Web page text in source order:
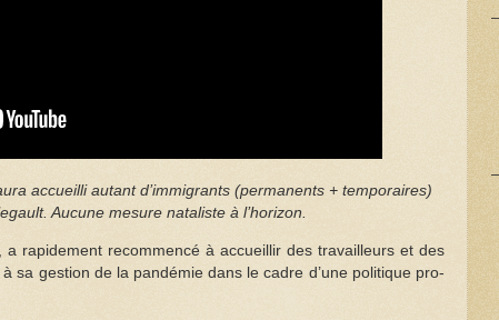
accueilli autant d’immigrants (permanents + temporaires)
Aucune mesure nataliste à l’horizon.
a rapidement recommencé à accueillir des travailleurs et des
sa gestion de la pandémie dans le cadre d’une politique pro-